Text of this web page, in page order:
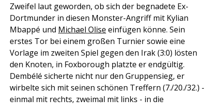
Zweifel laut geworden, ob sich der begnadete Ex-
Dortmunder in diesen Monster-Angriff mit Kylian
Mbappé und Michael Olise einfügen könne. Sein
erstes Tor bei einem großen Turnier sowie eine
Vorlage im zweiten Spiel gegen den Irak (3:0) lösten
den Knoten, in Foxborough platzte er endgültig.
Dembélé sicherte nicht nur den Gruppensieg, er
wirbelte sich mit seinen schönen Treffern (7./20./32.) -
einmal mit rechts, zweimal mit links - in die